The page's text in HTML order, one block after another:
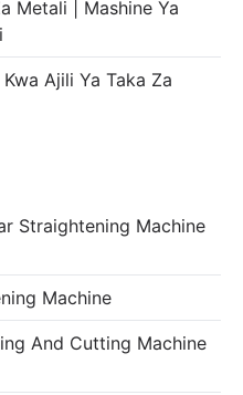
Metali | Mashine Ya
Ajili Ya Taka Za
Straightening Machine
Machine
And Cutting Machine